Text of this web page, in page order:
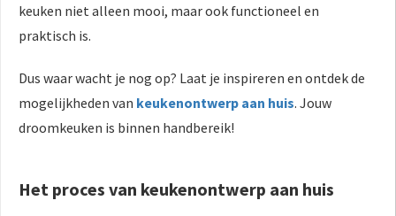
keuken niet alleen mooi, maar ook functioneel en
praktisch is.
Dus waar wacht je nog op? Laat je inspireren en ontdek de
mogelijkheden van keukenontwerp aan huis. Jouw
droomkeuken is binnen handbereik!
Het proces van keukenontwerp aan huis